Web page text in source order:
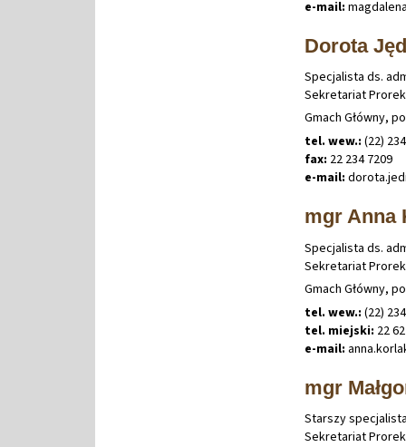
e-mail:
Dorota
Specjalista ds.
Sekretariat
Gmach Główny,
tel. wew.: (22)
fax: 22 234 7209
e-mail: dorota.
mgr Anna
Specjalista ds.
Sekretariat
Gmach Główny,
tel. wew.: (22)
tel. miejski: 22
e-mail: anna.
mgr
Starszy
Sekretariat